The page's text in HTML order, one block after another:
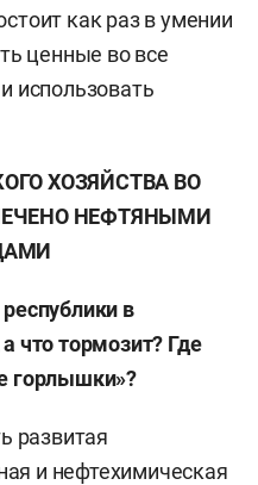
как раз в умении
ценные во все
использовать
ХОЗЯЙСТВА ВО
НЕФТЯНЫМИ
в
что тормозит? Где
горлышки»?
развитая
и нефтехимическая